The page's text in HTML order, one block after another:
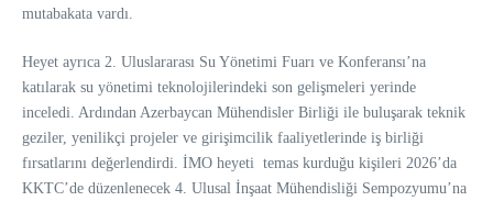
mutabakata vardı.
Heyet ayrıca 2. Uluslararası Su Yönetimi Fuarı ve Konferansı’na
katılarak su yönetimi teknolojilerindeki son gelişmeleri yerinde
inceledi. Ardından Azerbaycan Mühendisler Birliği ile buluşarak teknik
geziler, yenilikçi projeler ve girişimcilik faaliyetlerinde iş birliği
fırsatlarını değerlendirdi. İMO heyeti temas kurduğu kişileri 2026’da
KKTC’de düzenlenecek 4. Ulusal İnşaat Mühendisliği Sempozyumu’na